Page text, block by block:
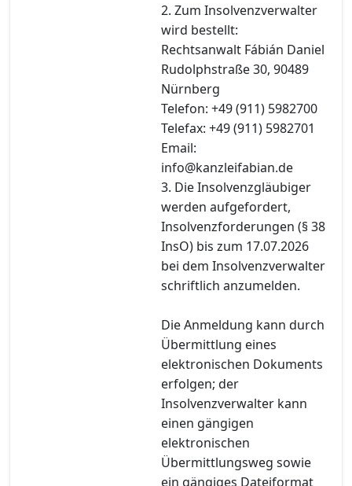
2. Zum Insolvenzverwalter
wird bestellt:
Rechtsanwalt Fábián Daniel
Rudolphstraße 30, 90489
Nürnberg
Telefon: +49 (911) 5982700
Telefax: +49 (911) 5982701
Email:
info@kanzleifabian.de
3. Die Insolvenzgläubiger
werden aufgefordert,
Insolvenzforderungen (§ 38
InsO) bis zum 17.07.2026
bei dem Insolvenzverwalter
schriftlich anzumelden.
Die Anmeldung kann durch
Übermittlung eines
elektronischen Dokuments
erfolgen; der
Insolvenzverwalter kann
einen gängigen
elektronischen
Übermittlungsweg sowie
ein gängiges Dateiformat